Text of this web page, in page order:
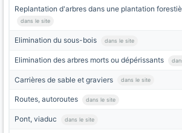
Replantation d'arbres dans une plantation
dans le site
Elimination du sous-bois dans le site
Elimination des arbres morts ou dépérissants
Carrières de sable et graviers dans le site
Routes, autoroutes dans le site
Pont, viaduc dans le site